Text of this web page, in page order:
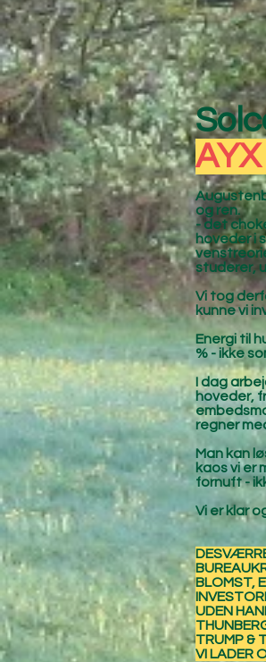
og ren.
- det
hoveder i
studerer,
Vi tog
kunne vi
Energi til
% - ikke
I dag
hoveder,
regner
Man kan
kaos vi er
fornuft -
Vi er klar
BLOMST,
UDEN
TRUMP &
VI LADER